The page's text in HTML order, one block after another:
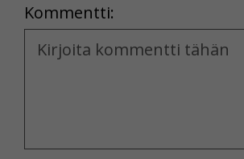
Kommentti:
Kommentti